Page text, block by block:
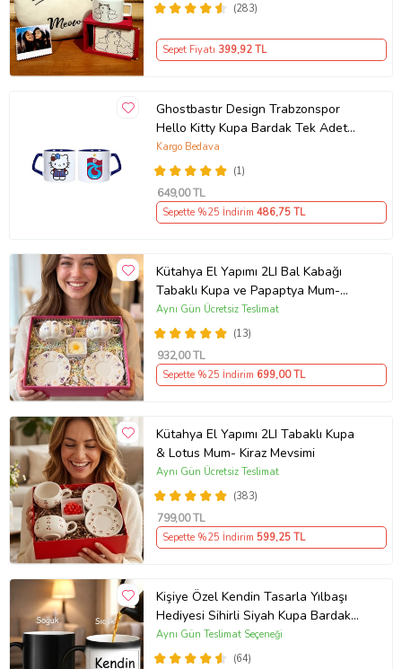
(283)
Sepet Fiyatı 399,92 TL
Ghostbastır Design Trabzonspor
Hello Kitty Kupa Bardak Tek Adet
089
(1)
Kargo Bedava
649,00 TL
Sepette %25 İndirim 486,75 TL
Kütahya El Yapımı 2LI Bal Kabağı
Tabaklı Kupa ve Papaptya Mum-
Papatya ve Mor Kurdela Desenli
(13)
Aynı Gün Ücretsiz Teslimat
932,00 TL
Sepette %25 İndirim 699,00 TL
Kütahya El Yapımı 2LI Tabaklı Kupa
& Lotus Mum- Kiraz Mevsimi
(383)
Aynı Gün Ücretsiz Teslimat
799,00 TL
Sepette %25 İndirim 599,25 TL
Kişiye Özel Kendin Tasarla Yılbaşı
Hediyesi Sihirli Siyah Kupa Bardak
Sıcakla Renk Değiştiren Tasarım
(64)
Aynı Gün Teslimat Seçeneği